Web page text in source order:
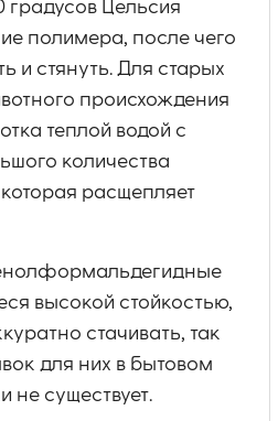
градусов Цельсия
полимера, после чего
и стянуть. Для старых
происхождения
теплой водой с
количества
расщепляет
высокой стойкостью,
стачивать, так
для них в бытовом
не существует.